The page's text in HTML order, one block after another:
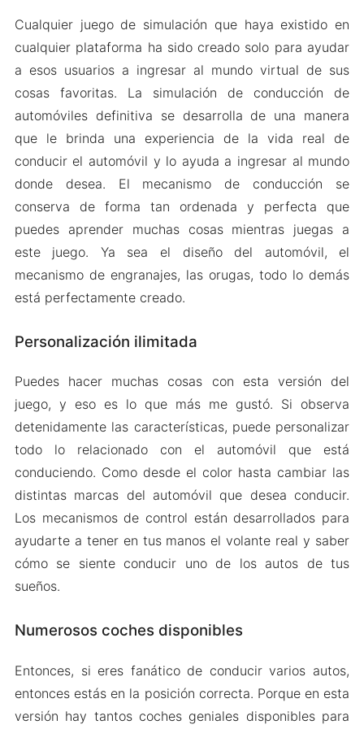
Cualquier juego de simulación que haya existido en
cualquier plataforma ha sido creado solo para ayudar
a esos usuarios a ingresar al mundo virtual de sus
cosas favoritas. La simulación de conducción de
automóviles definitiva se desarrolla de una manera
que le brinda una experiencia de la vida real de
conducir el automóvil y lo ayuda a ingresar al mundo
donde desea. El mecanismo de conducción se
conserva de forma tan ordenada y perfecta que
puedes aprender muchas cosas mientras juegas a
este juego. Ya sea el diseño del automóvil, el
mecanismo de engranajes, las orugas, todo lo demás
está perfectamente creado.
Personalización ilimitada
Puedes hacer muchas cosas con esta versión del
juego, y eso es lo que más me gustó. Si observa
detenidamente las características, puede personalizar
todo lo relacionado con el automóvil que está
conduciendo. Como desde el color hasta cambiar las
distintas marcas del automóvil que desea conducir.
Los mecanismos de control están desarrollados para
ayudarte a tener en tus manos el volante real y saber
cómo se siente conducir uno de los autos de tus
sueños.
Numerosos coches disponibles
Entonces, si eres fanático de conducir varios autos,
entonces estás en la posición correcta. Porque en esta
versión hay tantos coches geniales disponibles para